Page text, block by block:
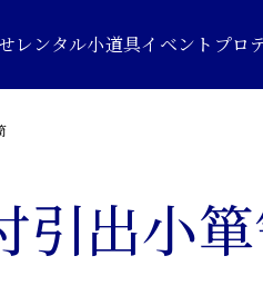
レンタル小道具イベントプロ
引出小